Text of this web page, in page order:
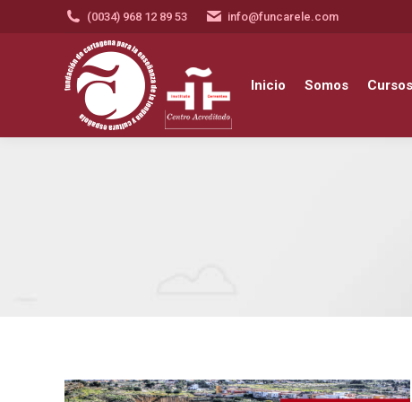
(0034) 968 12 89 53 info@funcarele.com
Inicio Somos
Inicio Somos Cursos y